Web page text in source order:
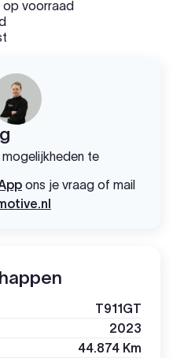
op voorraad
te
ons je vraag of mail
T911GT
2023
44.874 Km